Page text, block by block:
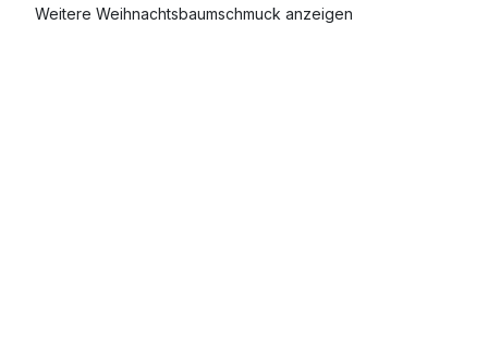
Weitere Weihnachtsbaumschmuck anzeigen